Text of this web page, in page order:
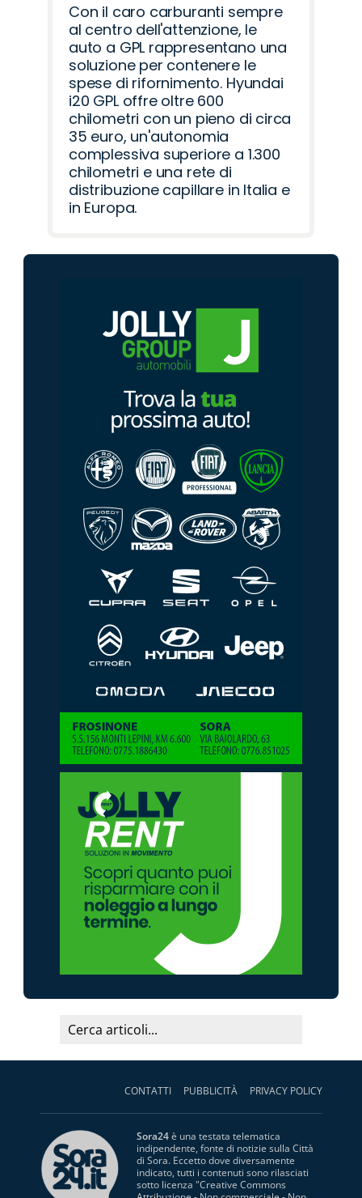
Con il caro carburanti sempre
al centro dell'attenzione, le
auto a GPL rappresentano una
soluzione per contenere le
spese di rifornimento. Hyundai
i20 GPL offre oltre 600
chilometri con un pieno di circa
35 euro, un'autonomia
complessiva superiore a 1.300
chilometri e una rete di
distribuzione capillare in Italia e
in Europa.
CONTATTI PUBBLICITÀ PRIVACY POLICY
Sora24è una testata telematica
indipendente, fonte di notizie sulla Città
di Sora. Eccetto dove diversamente
indicato, tutti i contenuti sono rilasciati
sotto licenza "Creative Commons